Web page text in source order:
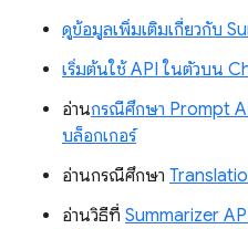
ดูข้อมูลเพิ่มเติมเกี่ยวกับ
เริ่มต้นใช้ API ในตัวบน
อ่านกรณีศึกษา Prompt
บล็อกเกอร์
อ่านกรณีศึกษา
อ่านวิธีที่ Summarizer